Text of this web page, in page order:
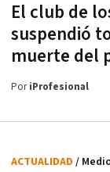
El club de
suspendió
muerte del
PoriProfesional
ACTUALIDAD /